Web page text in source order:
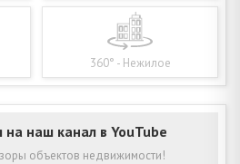
360° - Нежилое
на наш канал в YouTube
объектов недвижимости!